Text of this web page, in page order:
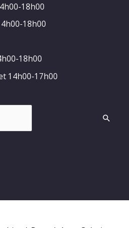
18h00
18h00
18h00
14h00-17h00